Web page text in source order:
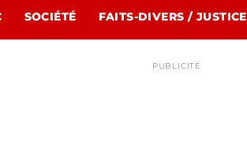
SOCIÉTÉ FAITS-DIVERS / JUSTICE
PUBLICITÉ